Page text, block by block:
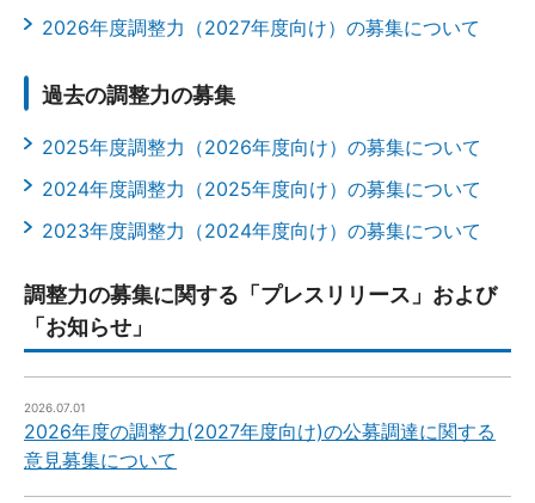
2026年度調整力（2027年度向け）の募集について
過去の調整力の募集
2025年度調整力（2026年度向け）の募集について
2024年度調整力（2025年度向け）の募集について
2023年度調整力（2024年度向け）の募集について
調整力の募集に関する「プレスリリース」および
「お知らせ」
2026.07.01
2026年度の調整力(2027年度向け)の公募調達に関する
意見募集について